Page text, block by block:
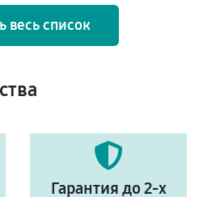
весь список
Гарантия до 2-х